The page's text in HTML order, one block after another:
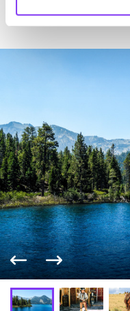
Vorige fotoVolgende foto